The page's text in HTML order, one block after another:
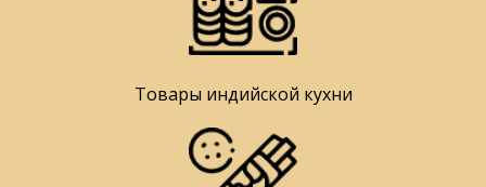
Товары индийской кухни